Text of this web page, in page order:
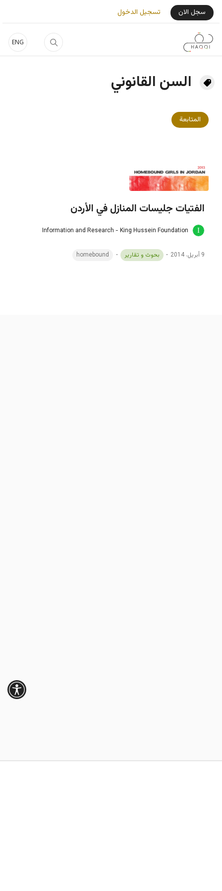
تجاوز إلى المحتوى الرئيسي
ENG
User Login Menu
سجل الان تسجيل الدخول
السن القانوني
المتابعة
الفتيات جليسات المنازل في الأردن
Information and Research - King Hussein Foundation
9 أبريل، 2014 بحوث و تقارير homebound